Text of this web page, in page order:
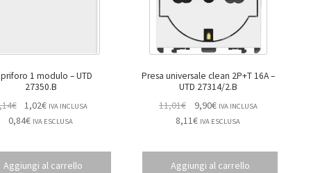
1 modulo – UTD
27350.B
€ 1,02€ IVA INCLUSA
0,84€ IVA ESCLUSA
Aggiungi al carrello
Presa universale clean 2P+T 16A –
UTD 27314/2.B
11,01€ 9,90€ IVA INCLUSA
8,11€ IVA ESCLUSA
Aggiungi al carrello